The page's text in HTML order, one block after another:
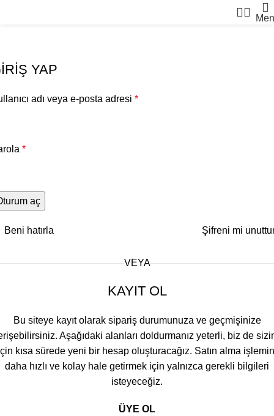
YAP
adı veya e-posta adresi *
*
aç
Şifreni mi
Beni hatırla
VEYA
KAYIT OL
Bu siteye kayıt olarak sipariş durumunuza ve geçmişinize
Aşağıdaki alanları doldurmanız yeterli, biz de
kısa sürede yeni bir hesap oluşturacağız. Satın alma
daha hızlı ve kolay hale getirmek için yalnızca gerekli bilgileri
isteyeceğiz.
ÜYE OL